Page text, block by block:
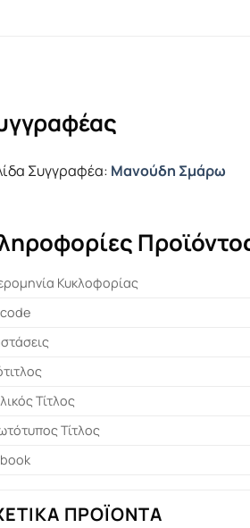
Συγγραφέα: Μανούδη Σμάρω
Κυκλοφορίας
Τίτλος
Τίτλος
ΠΡΟΪΌΝΤΑ